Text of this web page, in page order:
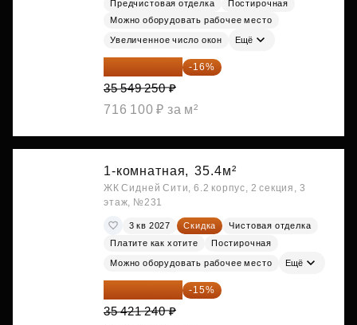
Предчистовая отделка
Постирочная
Можно оборудовать рабочее место
Увеличенное число окон Ещё
29 861 370 ₽ -16%
35 549 250 ₽
716 100 ₽ за м²
1-комнатная, 35.4м²
ЖК Сидней Сити, 6.2 корпус, 2 секция, 3
этаж, №231
3 кв 2027 Скидка
Чистовая отделка
Платите как хотите
Постирочная
Можно оборудовать рабочее место Ещё
30 108 054 ₽ -15%
35 421 240 ₽